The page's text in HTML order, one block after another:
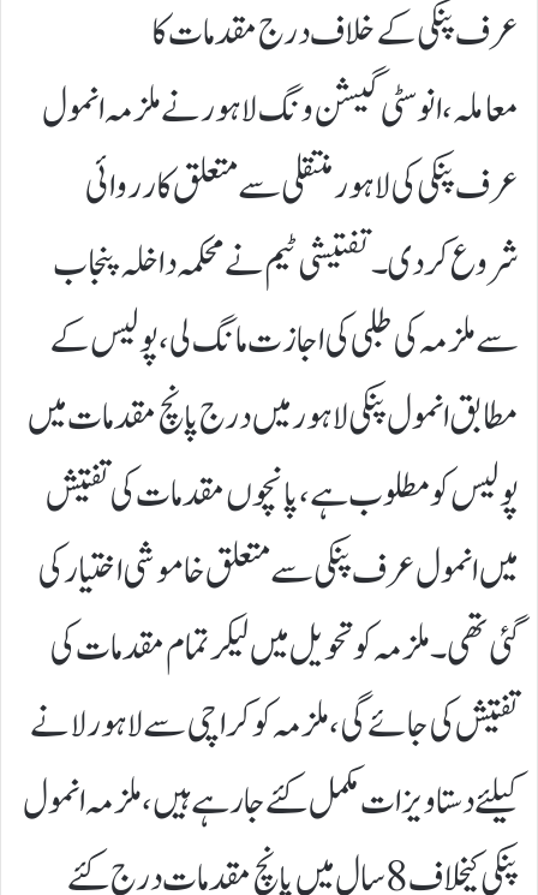
عرف پنکی کے خلاف درج مقدمات کا
معاملہ،انوسٹی گیشن ونگ لاہور نے ملزمہ انمول
عرف پنکی کی لاہور منتقلی سے متعلق کارروائی
شروع کردی۔تفتیشی ٹیم نے محکمہ داخلہ پنجاب
سے ملزمہ کی طلبی کی اجازت مانگ لی،پولیس کے
مطابق انمول پنکی لاہور میں درج پانچ مقدمات میں
پولیس کو مطلوب ہے،پانچوں مقدمات کی تفتیش
میں انمول عرف پنکی سے متعلق خاموشی اختیار کی
گئی تھی۔ملزمہ کو تحویل میں لیکر تمام مقدمات کی
تفتیش کی جائے گی،ملزمہ کو کراچی سے لاہور لانے
کیلئےدستاویزات مکمل کئے جارہےہیں،ملزمہ انمول
پنکی کیخلاف 8سال میں پانچ مقدمات درج کئے